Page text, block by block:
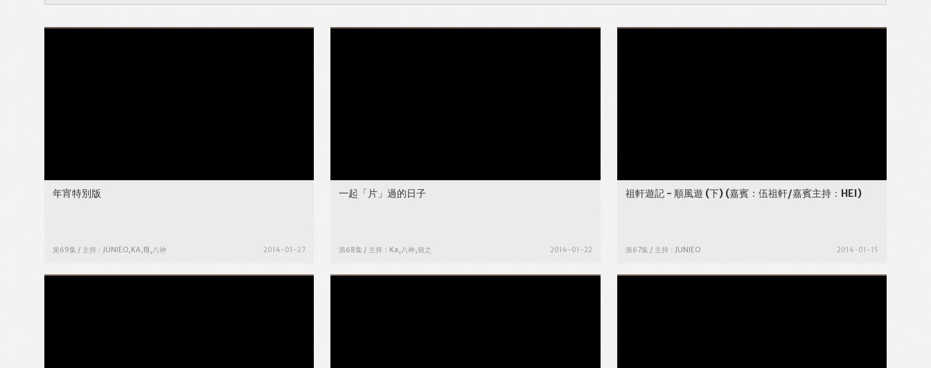
年宵特別版
第69集 / 主持：JUNIEO,KA,BJ,八神 2014-01-27
一起「片」過的日子
第68集 / 主持：Ka,八神,狼之 2014-01-22
祖軒遊記 - 順風遊 (下)(嘉賓：伍祖軒/嘉賓主持：HEI)
第67集 / 主持：JUNIEO 2014-01-15